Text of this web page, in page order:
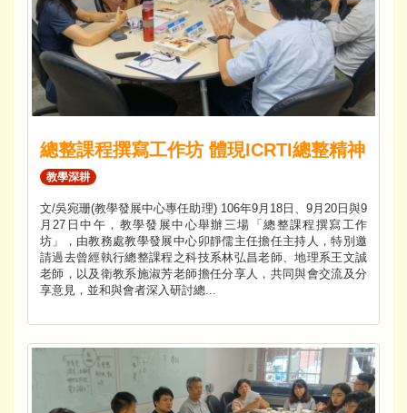
總整課程撰寫工作坊 體現ICRTI總整精神
教學深耕
文/吳宛珊(教學發展中心專任助理) 106年9月18日、9月20日與9
月27日中午，教學發展中心舉辦三場「總整課程撰寫工作
坊」，由教務處教學發展中心卯靜儒主任擔任主持人，特別邀
請過去曾經執行總整課程之科技系林弘昌老師、地理系王文誠
老師，以及衛教系施淑芳老師擔任分享人，共同與會交流及分
享意見，並和與會者深入研討總...